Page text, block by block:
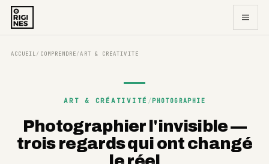
ACCUEIL / COMPRENDRE /ART & CRÉATIVITÉ
ART & CRÉATIVITÉ /PHOTOGRAPHIE
Photographier l'invisible —
trois regards qui ont changé